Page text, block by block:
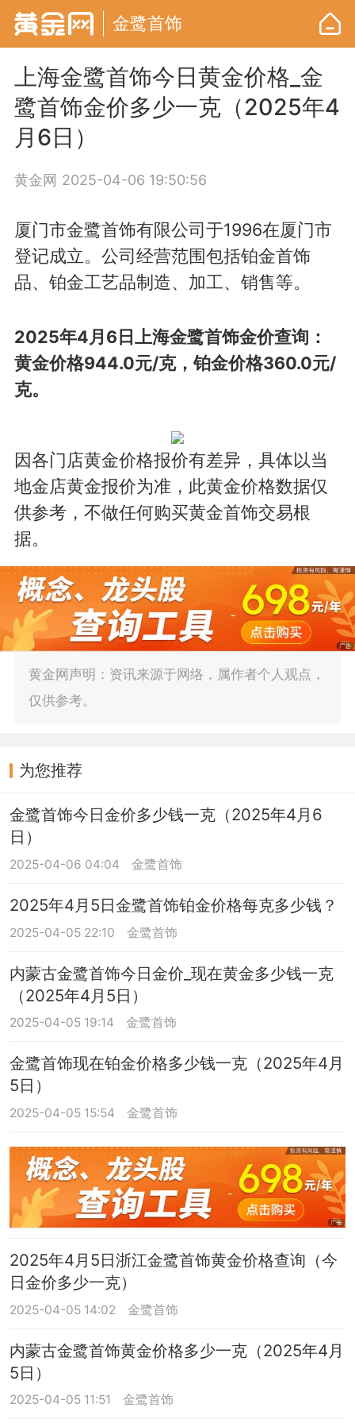
金鹭首饰
上海金鹭首饰今日黄金价格_金
鹭首饰金价多少一克（2025年4
月6日）
黄金网 2025-04-06 19:50:56
厦门市金鹭首饰有限公司于1996在厦门市
登记成立。公司经营范围包括铂金首饰
品、铂金工艺品制造、加工、销售等。
2025年4月6日上海金鹭首饰金价查询：
黄金价格944.0元/克，铂金价格360.0元/
克。
因各门店黄金价格报价有差异，具体以当
地金店黄金报价为准，此黄金价格数据仅
供参考，不做任何购买黄金首饰交易根
据。
黄金网声明：资讯来源于网络，属作者个人观点，
仅供参考。
为您推荐
金鹭首饰今日金价多少钱一克（2025年4月6
日）
2025-04-06 04:04 金鹭首饰
2025年4月5日金鹭首饰铂金价格每克多少钱？
2025-04-05 22:10 金鹭首饰
内蒙古金鹭首饰今日金价_现在黄金多少钱一克
（2025年4月5日）
2025-04-05 19:14 金鹭首饰
金鹭首饰现在铂金价格多少钱一克（2025年4月
5日）
2025-04-05 15:54 金鹭首饰
2025年4月5日浙江金鹭首饰黄金价格查询（今
日金价多少一克）
2025-04-05 14:02 金鹭首饰
内蒙古金鹭首饰黄金价格多少一克（2025年4月
5日）
2025-04-05 11:51 金鹭首饰